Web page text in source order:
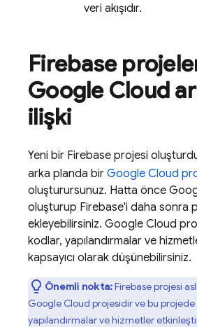
veri akışıdır.
Firebase
Google Cloud
ilişki
Yeni bir Firebase projesi
arka planda bir Google Cloud
oluşturursunuz. Hatta önce
oluşturup Firebase'i daha sonra
ekleyebilirsiniz. Google Cloud
kodlar, yapılandırmalar ve
kapsayıcı olarak düşünebilirsiniz.
Önemli nokta:Firebase projesi
Google Cloud projesidir ve bu projede
yapılandırmalar ve hizmetler